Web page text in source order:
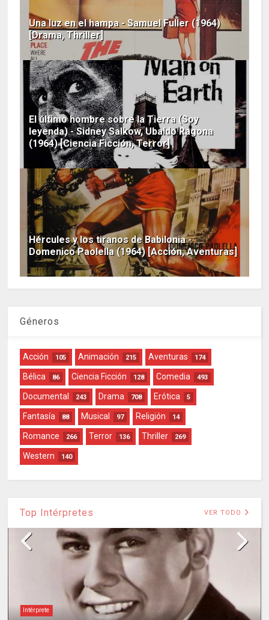
Una luz en el hampa - Samuel Fuller (1964)
[Drama, Thriller]
El último hombre sobre la Tierra (Soy
leyenda) - Sidney Salkow, Ubaldo Ragona
(1964) [Ciencia Ficción, Terror]
Hércules y los tiranos de Babilonia -
Domenico Paolella (1964) [Acción, Aventuras]
Géneros
Acción 105 Animación 215 Aventuras 174
Bélica 86 Ciencia Ficción 128 Comedia 493
Documental 243 Drama 708 Erótica 5
Fantasía 88 Musical 97 Religión 14
Romance 266 Terror 136 Thriller 269
Western 140
Top Intérpretes VER TODO
Intérprete